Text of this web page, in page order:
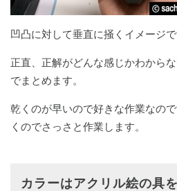
凹凸に対して垂直に掻くイメージで
正直、正解がどんな感じかわから
でまとめます。
乾くのが早いので好きな作業なの
くのでさっさと作業します。
カラーはアクリル絵の具